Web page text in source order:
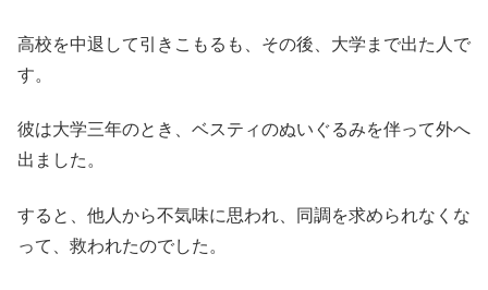
高校を中退して引きこもるも、その後、大学まで出た人で
す。
彼は大学三年のとき、ベスティのぬいぐるみを伴って外へ
出ました。
すると、他人から不気味に思われ、同調を求められなくな
って、救われたのでした。